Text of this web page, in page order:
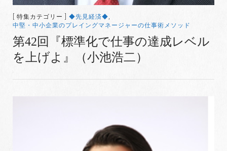
[ 特集カテゴリー ] ◆先見経済◆,
中堅・中小企業のプレイングマネージャーの仕事術メソッド
第42回『標準化で仕事の達成レベル
を上げよ』（小池浩二）